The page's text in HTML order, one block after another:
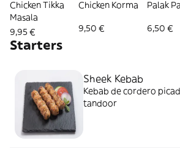
Chicken Tikka
Masala
9,95 €
Chicken Korma
9,50 €
Palak
6,50 €
Starters
Sheek Kebab
Kebab de cordero
tandoor